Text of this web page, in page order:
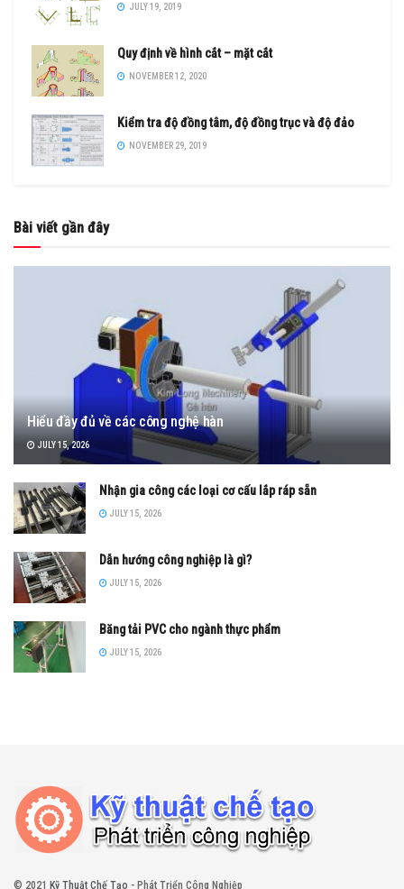
JULY 19, 2019
Quy định về hình cắt – mặt cắt
NOVEMBER 12, 2020
Kiểm tra độ đồng tâm, độ đồng trục và độ đảo
NOVEMBER 29, 2019
Bài viết gần đây
Hiểu đầy đủ về các công nghệ hàn
JULY 15, 2026
Nhận gia công các loại cơ cấu lắp ráp sẵn
JULY 15, 2026
Dẫn hướng công nghiệp là gì?
JULY 15, 2026
Băng tải PVC cho ngành thực phẩm
JULY 15, 2026
© 2021 Kỹ Thuật Chế Tạo - Phát Triển Công Nghiệp